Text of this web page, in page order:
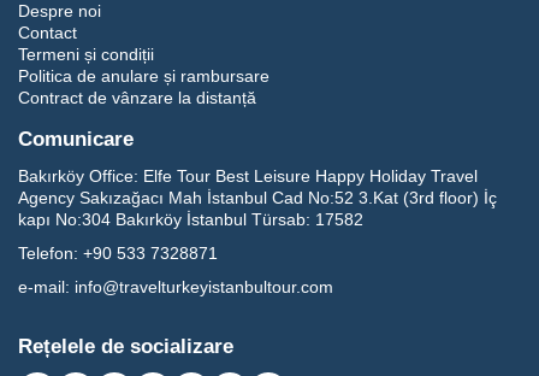
Despre noi
Contact
Termeni și condiții
Politica de anulare și rambursare
Contract de vânzare la distanță
Comunicare
Bakırköy Office: Elfe Tour Best Leisure Happy Holiday Travel
Agency Sakızağacı Mah İstanbul Cad No:52 3.Kat (3rd floor) İç
kapı No:304 Bakırköy İstanbul Türsab: 17582
Telefon: +90 533 7328871
e-mail: info@travelturkeyistanbultour.com
Rețelele de socializare